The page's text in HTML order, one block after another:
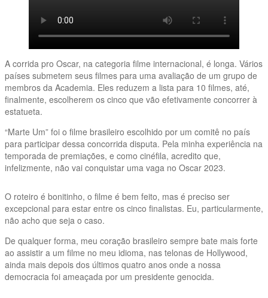
A corrida pro Oscar, na categoria filme internacional, é longa. Vários
países submetem seus filmes para uma avaliação de um grupo de
membros da Academia. Eles reduzem a lista para 10 filmes, até,
finalmente, escolherem os cinco que vão efetivamente concorrer à
estatueta.
“Marte Um” foi o filme brasileiro escolhido por um comitê no país
para participar dessa concorrida disputa. Pela minha experiência na
temporada de premiações, e como cinéfila, acredito que,
infelizmente, não vai conquistar uma vaga no Oscar 2023.
O roteiro é bonitinho, o filme é bem feito, mas é preciso ser
excepcional para estar entre os cinco finalistas. Eu, particularmente,
não acho que seja o caso.
De qualquer forma, meu coração brasileiro sempre bate mais forte
ao assistir a um filme no meu idioma, nas telonas de Hollywood,
ainda mais depois dos últimos quatro anos onde a nossa
democracia foi ameaçada por um presidente genocida.